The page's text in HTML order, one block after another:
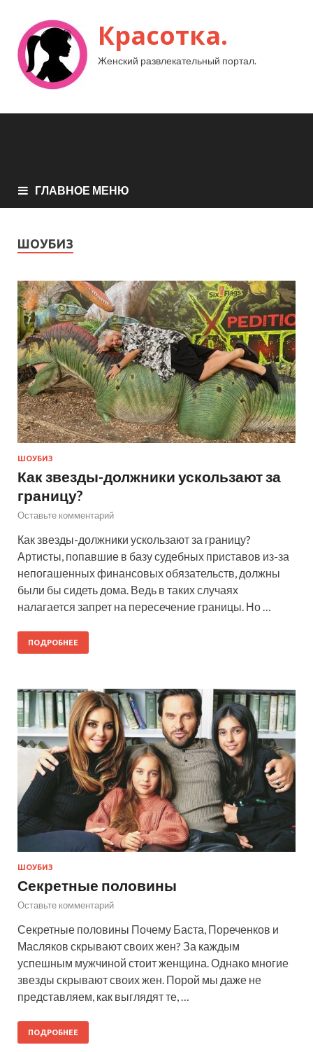
Красотка.
Женский развлекательный портал.
ГЛАВНОЕ МЕНЮ
ШОУБИЗ
ШОУБИЗ
Как звезды-должники ускользают за
границу?
Оставьте комментарий
Как звезды-должники ускользают за границу?
Артисты, попавшие в базу судебных приставов из-за
непогашенных финансовых обязательств, должны
были бы сидеть дома. Ведь в таких случаях
налагается запрет на пересечение границы. Но …
ПОДРОБНЕЕ
ШОУБИЗ
Секретные половины
Оставьте комментарий
Секретные половины Почему Баста, Пореченков и
Масляков скрывают своих жен? За каждым
успешным мужчиной стоит женщина. Однако многие
звезды скрывают своих жен. Порой мы даже не
представляем, как выглядят те, …
ПОДРОБНЕЕ